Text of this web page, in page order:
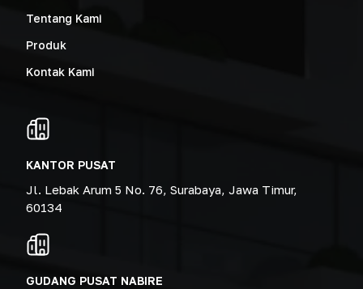
Tentang Kami
Produk
Kontak Kami
KANTOR PUSAT
Jl. Lebak Arum 5 No. 76, Surabaya, Jawa Timur,
60134
GUDANG PUSAT NABIRE